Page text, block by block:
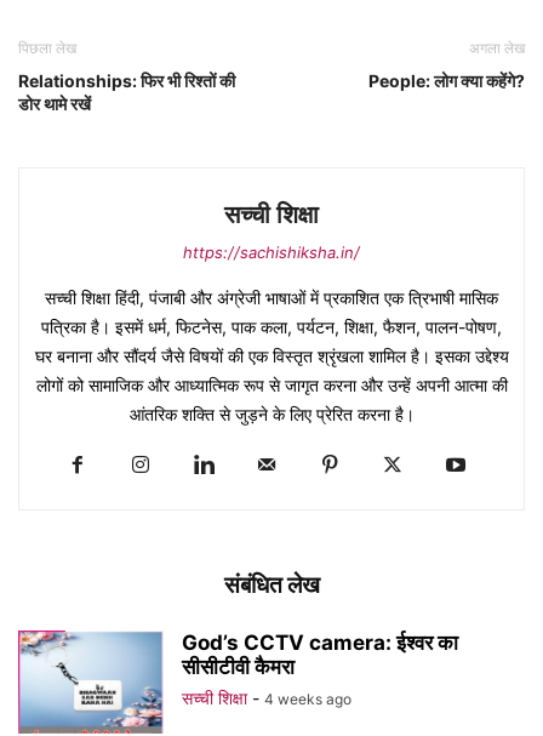
पिछला लेख
Relationships: फिर भी रिश्तों की
डोर थामे रखें
अगला लेख
People: लोग क्या कहेंगे?
सच्ची शिक्षा
https://sachishiksha.in/
सच्ची शिक्षा हिंदी, पंजाबी और अंग्रेजी भाषाओं में प्रकाशित एक त्रिभाषी मासिक
पत्रिका है। इसमें धर्म, फिटनेस, पाक कला, पर्यटन, शिक्षा, फैशन, पालन-पोषण,
घर बनाना और सौंदर्य जैसे विषयों की एक विस्तृत श्रृंखला शामिल है। इसका उद्देश्य
लोगों को सामाजिक और आध्यात्मिक रूप से जागृत करना और उन्हें अपनी आत्मा की
आंतरिक शक्ति से जुड़ने के लिए प्रेरित करना है।
संबंधित लेख
God’s CCTV camera: ईश्वर का
सीसीटीवी कैमरा
सच्ची शिक्षा - 4 weeks ago